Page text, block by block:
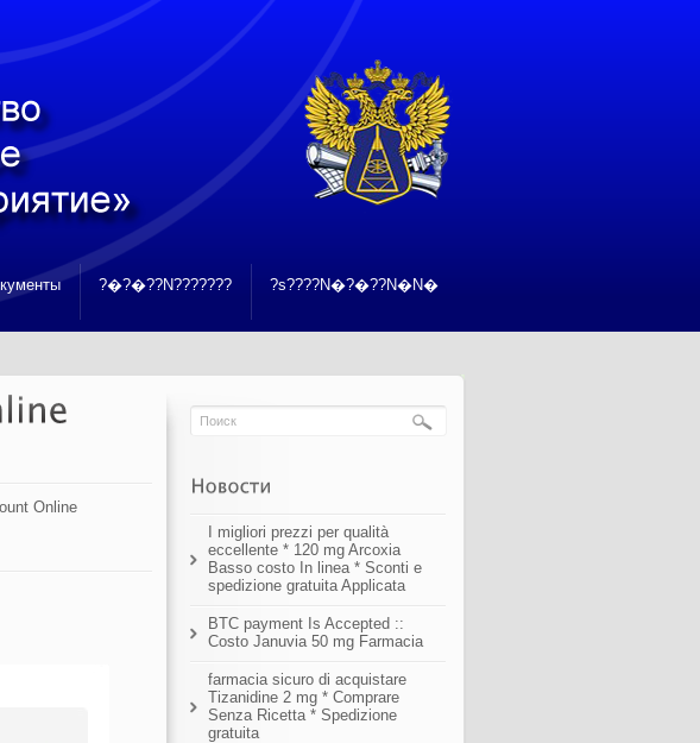
?�?�??N??????? ?s????N�?�??N�N�
Online
I migliori prezzi per qualità
eccellente * 120 mg Arcoxia
Basso costo In linea * Sconti e
spedizione gratuita Applicata
BTC payment Is Accepted ::
Costo Januvia 50 mg Farmacia
farmacia sicuro di acquistare
Tizanidine 2 mg * Comprare
Senza Ricetta * Spedizione
gratuita